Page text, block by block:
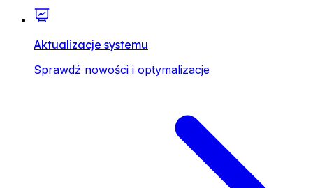
Aktualizacje systemu
Sprawdź nowości i optymalizacje